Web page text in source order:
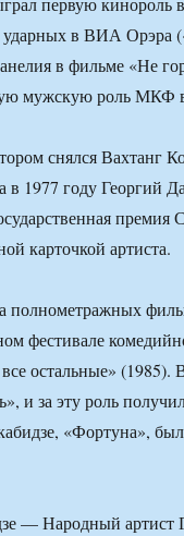
ударных в ВИА Орэра
в фильме «Не
мужскую роль МКФ
снялся Вахтанг
1977 году Георгий
премия
карточкой артиста.
полнометражных
фестивале
остальные» (1985).
и за эту роль
«Фортуна»,
— Народный артист